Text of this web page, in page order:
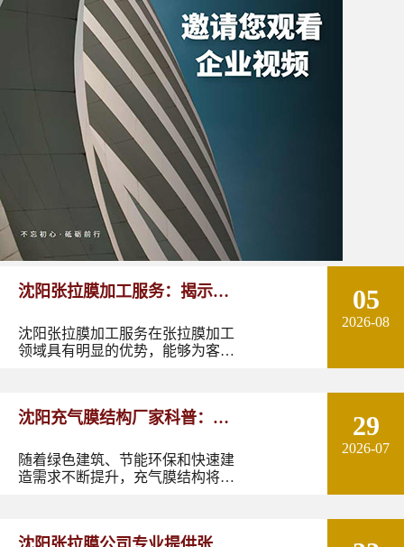
沈阳张拉膜加工服务：揭示张
拉膜加工的实用优势
沈阳张拉膜加工服务在张拉膜加工
领域具有明显的优势，能够为客户
发出独特的魅力。
05
2026-08
沈阳充气膜结构厂家科普：了
解充气膜建筑优势、价格及应
用领域
随着绿色建筑、节能环保和快速建
造需求不断提升，充气膜结构将在
29
2026-07